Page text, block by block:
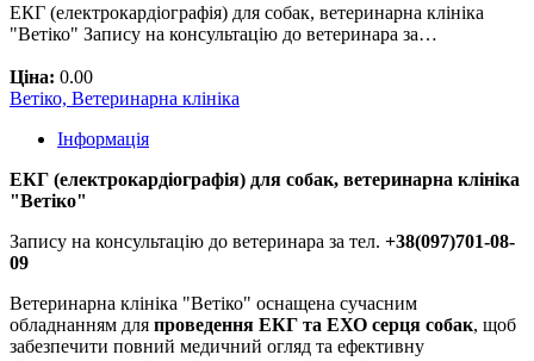
ЕКГ (електрокардіографія) для собак, ветеринарна клініка
"Ветіко" Запису на консультацію до ветеринара за…
Ціна: 0.00
Ветіко, Ветеринарна клініка
Інформація
ЕКГ (електрокардіографія) для собак, ветеринарна клініка
"Ветіко"
Запису на консультацію до ветеринара за тел. +38(097)701-08-
09
Ветеринарна клініка "Ветіко" оснащена сучасним
обладнанням для проведення ЕКГ та ЕХО серця собак, щоб
забезпечити повний медичний огляд та ефективну